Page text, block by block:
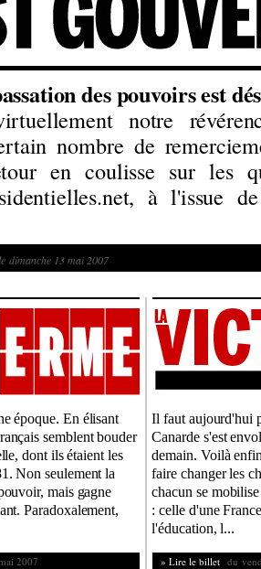
des pouvoirs est
notre
nombre de
en coulisse sur les
à l'issue
dimanche 13 mai 2007
époque. En élisant
semblent bouder
dont ils étaient les
Non seulement la
mais gagne
Paradoxalement,
2007
Il faut aujourd'hui
Canarde s'est
demain. Voilà
faire changer les
chacun se
: celle d'une
l'éducation, l...
» Lire le billet du